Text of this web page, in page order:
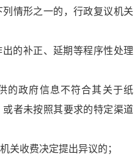
情形之一的，行政复议机关
出的补正、延期等程序性处理
的政府信息不符合其关于纸
者未按照其要求的特定渠道
关收费决定提出异议的；